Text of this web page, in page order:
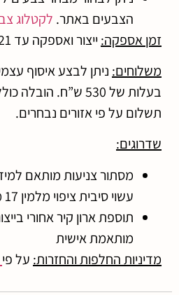
הצבעים באתר. לקטלוג
זמן אספקה:ייצור ואספקה עד 21 ימי עסקים.
משלוחים: ניתן לבצע איסוף
בעלות של 530 ש”ח.
תשלום על פי אזורים נבחרים.
שדרוגים:
מסתור צניעות מותאם
עשוי סיבית ציפוי מלמין 17 ממ’
תוספת ארון קיר אחורי
מותאמת אישית
מדיניות החלפות והחזרות: על פי